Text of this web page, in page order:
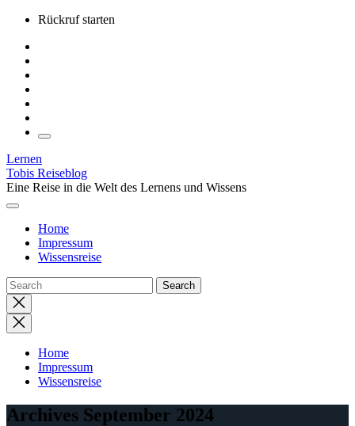
Skip
content
Rückruf starten
Lernen
Tobis Reiseblog
Eine Reise in die Welt des Lernens und Wissens
Home
Impressum
Wissensreise
Close
search
Home
Impressum
Wissensreise
Archives September 2024